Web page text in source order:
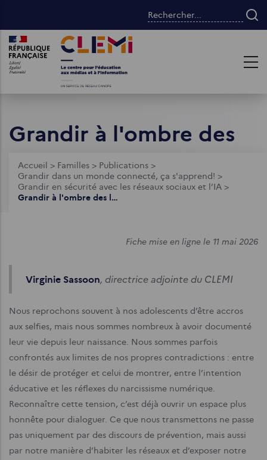
contenu
principal
Rechercher...
Images Images
Grandir à l'ombre des
likes
Fil
d'Ariane
Accueil > Familles > Publications >
Grandir dans un monde connecté, ça s'apprend! >
Grandir en sécurité avec les réseaux sociaux et l’IA >
Grandir à l'ombre des likes
Fiche mise en ligne le 11 mai 2026
Virginie Sassoon, directrice adjointe du CLEMI
Nous reprochons souvent à nos adolescents d’être accros
aux selfies, mais nous sommes nombreux à avoir documenté
leur vie depuis leur naissance. Nous sommes parfois
confrontés aux limites de nos propres contradictions : entre
le désir de protéger et celui de montrer, entre l’intention
éducative et les réflexes du narcissisme numérique.
Reconnaître cette tension, c’est déjà ouvrir un espace plus
honnête pour dialoguer. Ce que nous transmettons ne passe
pas uniquement par des discours de prévention, mais aussi
par notre manière d’habiter les réseaux et d’exposer notre